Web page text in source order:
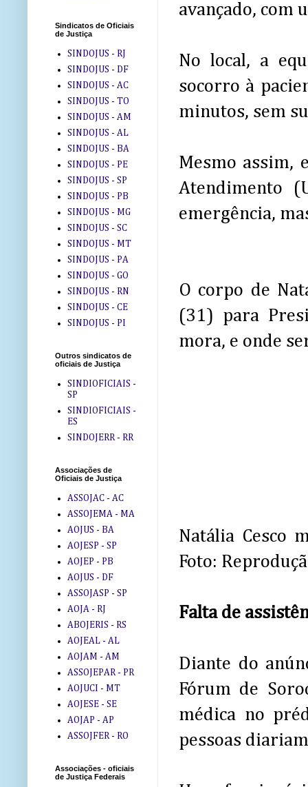
avançado, com
No local, a
socorro à
minutos, sem
Mesmo assim,
Atendimento
emergência,
O corpo de
(31) para
mora, e onde
Natália Cesco
Foto:
Falta de
Diante do
Fórum de
médica no
pessoas
Sindicatos de Oficiais
de Justiça
SINDOJUS - RJ
SINDOJUS - DF
SINDOJUS - AC
SINDOJUS - TO
SINDOJUS - AM
SINDOJUS - AL
SINDOJUS - BA
SINDOJUS - PE
SINDOJUS - SP
SINDOJUS - PB
SINDOJUS - MG
SINDOJUS - SC
SINDOJUS - MT
SINDOJUS - PA
SINDOJUS - GO
SINDOJUS - RN
SINDOJUS - CE
SINDOJUS - PI
Outros sindicatos de
oficiais de Justiça
SINDIOFICIAIS -
SP
SINDIOFICIAIS -
ES
SINDOJERR - RR
Associações de
Oficiais de Justiça
ASSOJAC - AC
ASSOJEMA - MA
AOJUS - BA
AOJESP - SP
AOJEP - PB
AOJUS - DF
ASSOJASP - SP
AOJA - RJ
ABOJERIS - RS
AOJEAL - AL
AOJAM - AM
ASSOJEPAR - PR
AOJUCI - MT
AOJESE - SE
AOJAP - AP
ASSOJFER - RO
Associações - oficiais
de Justiça Federais